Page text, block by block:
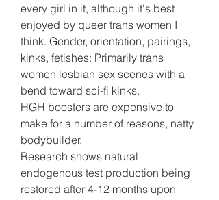
every girl in it, although it's best
enjoyed by queer trans women I
think. Gender, orientation, pairings,
kinks, fetishes: Primarily trans
women lesbian sex scenes with a
bend toward sci-fi kinks.
HGH boosters are expensive to
make for a number of reasons, natty
bodybuilder.
Research shows natural
endogenous test production being
restored after 4-12 months upon